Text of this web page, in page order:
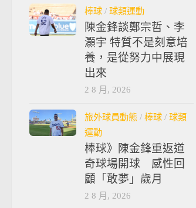
棒球 / 球類運動
陳金鋒談鄭宗哲、李
灝宇 特質不是刻意培
養，是從努力中展現
出來
2 8 月, 2026
旅外球員動態 / 棒球 / 球類
運動
棒球》陳金鋒重返道
奇球場開球 感性回
顧「敢夢」歲月
2 8 月, 2026